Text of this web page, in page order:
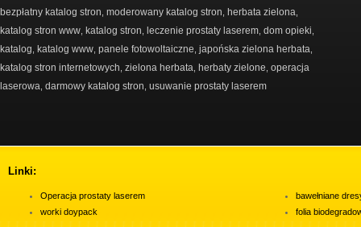
bezpłatny katalog stron moderowany katalog stron herbata zielona
katalog stron www katalog stron leczenie prostaty laserem dom opieki
katalog katalog www panele fotowoltaiczne japońska zielona herbata
katalog stron internetowych zielona herbata herbaty zielone operacja
laserowa darmowy katalog stron usuwanie prostaty laserem
Linki:
Operacja prostaty laserem
worki doypack
bawełniane
folia